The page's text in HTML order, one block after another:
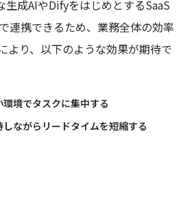
成AIやDifyをはじめとするSaaS
連携できるため、業務全体の効率
より、以下のような効果が期待で
境でタスクに集中する
ながらリードタイムを短縮する